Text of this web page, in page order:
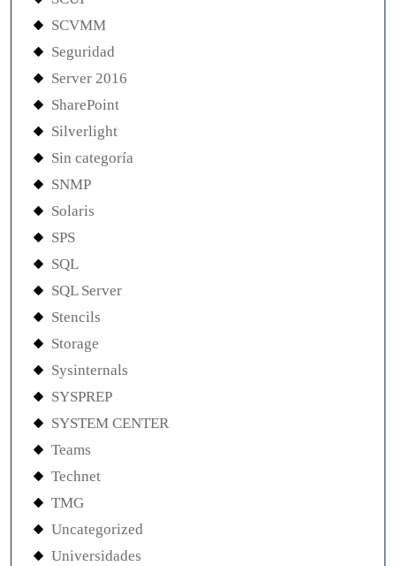
SCVMM
Seguridad
Server 2016
SharePoint
Silverlight
Sin categoría
SNMP
Solaris
SPS
SQL
SQL Server
Stencils
Storage
Sysinternals
SYSPREP
SYSTEM CENTER
Teams
Technet
TMG
Uncategorized
Universidades